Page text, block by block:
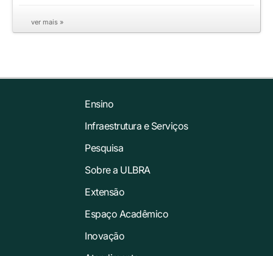
ver mais »
Ensino
Infraestrutura e Serviços
Pesquisa
Sobre a ULBRA
Extensão
Espaço Acadêmico
Inovação